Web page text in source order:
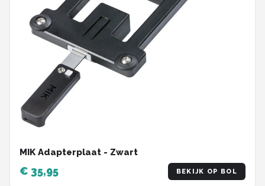
MIK Adapterplaat - Zwart
€ 35,95 BEKIJK OP BOL